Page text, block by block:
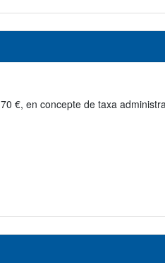
€, en concepte de taxa